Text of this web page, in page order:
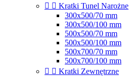
  Kratki Tunel Narożne
300x500/70 mm
300x500/100 mm
500x500/70 mm
500x500/100 mm
500x700/70 mm
500x700/100 mm
  Kratki Zewnętrzne